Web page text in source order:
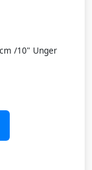
/10" Unger